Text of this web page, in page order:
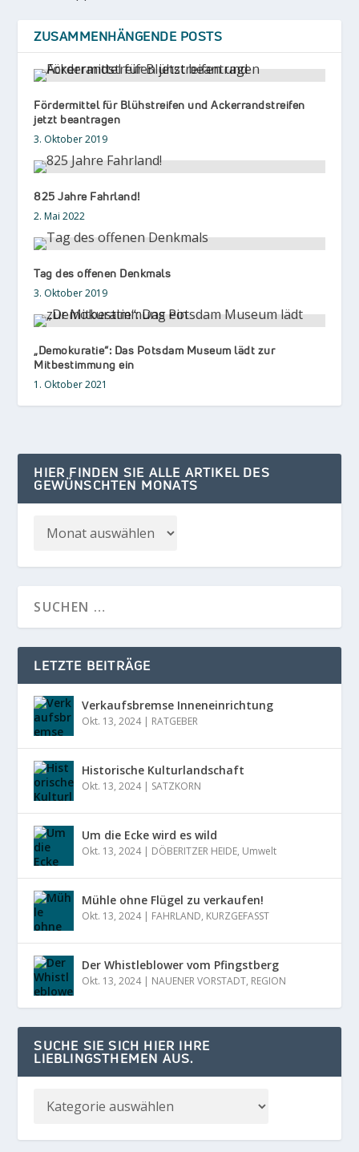
ZUSAMMENHÄNGENDE POSTS
Fördermittel für Blühstreifen und Ackerrandstreifen
jetzt beantragen
3. Oktober 2019
825 Jahre Fahrland!
2. Mai 2022
Tag des offenen Denkmals
3. Oktober 2019
„Demokuratie“: Das Potsdam Museum lädt zur
Mitbestimmung ein
1. Oktober 2021
HIER FINDEN SIE ALLE ARTIKEL DES
GEWÜNSCHTEN MONATS
LETZTE BEITRÄGE
Verkaufsbremse Inneneinrichtung
Okt. 13, 2024| RATGEBER
Historische Kulturlandschaft
Okt. 13, 2024| SATZKORN
Um die Ecke wird es wild
Okt. 13, 2024| DÖBERITZER HEIDE, Umwelt
Mühle ohne Flügel zu verkaufen!
Okt. 13, 2024| FAHRLAND, KURZGEFASST
Der Whistleblower vom Pfingstberg
Okt. 13, 2024| NAUENER VORSTADT, REGION
SUCHE SIE SICH HIER IHRE
LIEBLINGSTHEMEN AUS.